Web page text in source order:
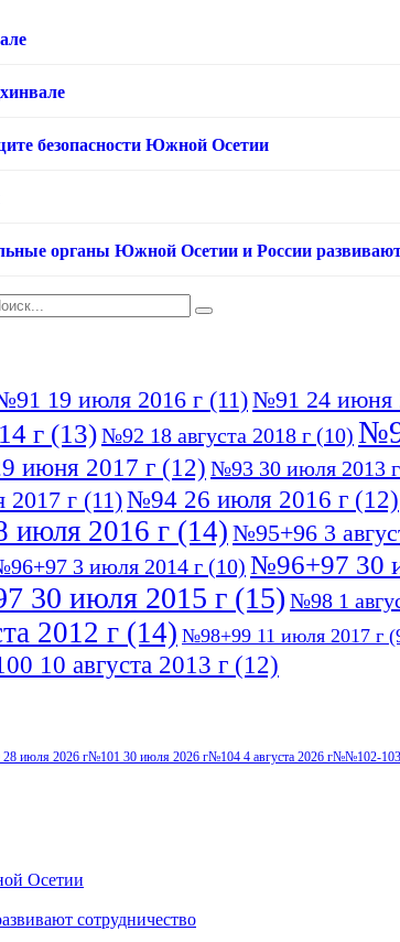
безопасности Южной Осетии
органы Южной Осетии и России развивают
19 июля 2016 г (11)№91 24 июня
г (13)№92 18 августа 2018 г (10)
июня 2017 г (12) №93 30 июля 2013 г
г (11)№94 26 июля 2016 г (12)
2016 г (14) №95+96 3
3 июля 2014 г (10) №96+97 30
30 июля 2015 г (15) №98 1
2012 г (14) №98+99 11 июля 2017 г
10 августа 2013 г (12)
июля 2026 г№101 30 июля 2026 г№104 4 августа 2026 г№№102-103
Осетии
сотрудничество